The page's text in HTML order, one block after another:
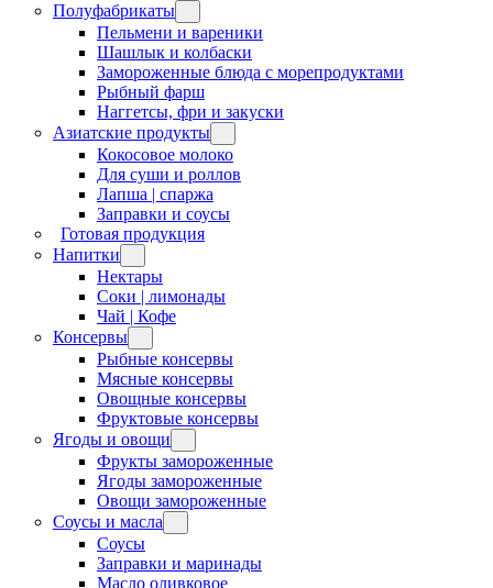
Полуфабрикаты
Пельмени и вареники
Шашлык и колбаски
Замороженные блюда с морепродуктами
Рыбный фарш
Наггетсы, фри и закуски
Азиатские продукты
Кокосовое молоко
Для суши и роллов
Лапша | спаржа
Заправки и соусы
Готовая продукция
Напитки
Нектары
Соки | лимонады
Чай | Кофе
Консервы
Рыбные консервы
Мясные консервы
Овощные консервы
Фруктовые консервы
Ягоды и овощи
Фрукты замороженные
Ягоды замороженные
Овощи замороженные
Соусы и масла
Соусы
Заправки и маринады
Масло оливковое